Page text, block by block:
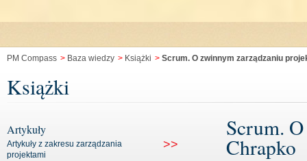
PM Compass > Baza wiedzy > Książki > Scrum. O zwinnym zarządzaniu
Książki
Artykuły
Artykuły z zakresu zarządzania
projektami
>>
Scrum.
Chrapko